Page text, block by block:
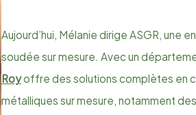
Aujourd’hui, Mélanie dirige ASGR,
soudée sur mesure. Avec un
Royoffre des solutions complètes en
métalliques sur mesure, notamment